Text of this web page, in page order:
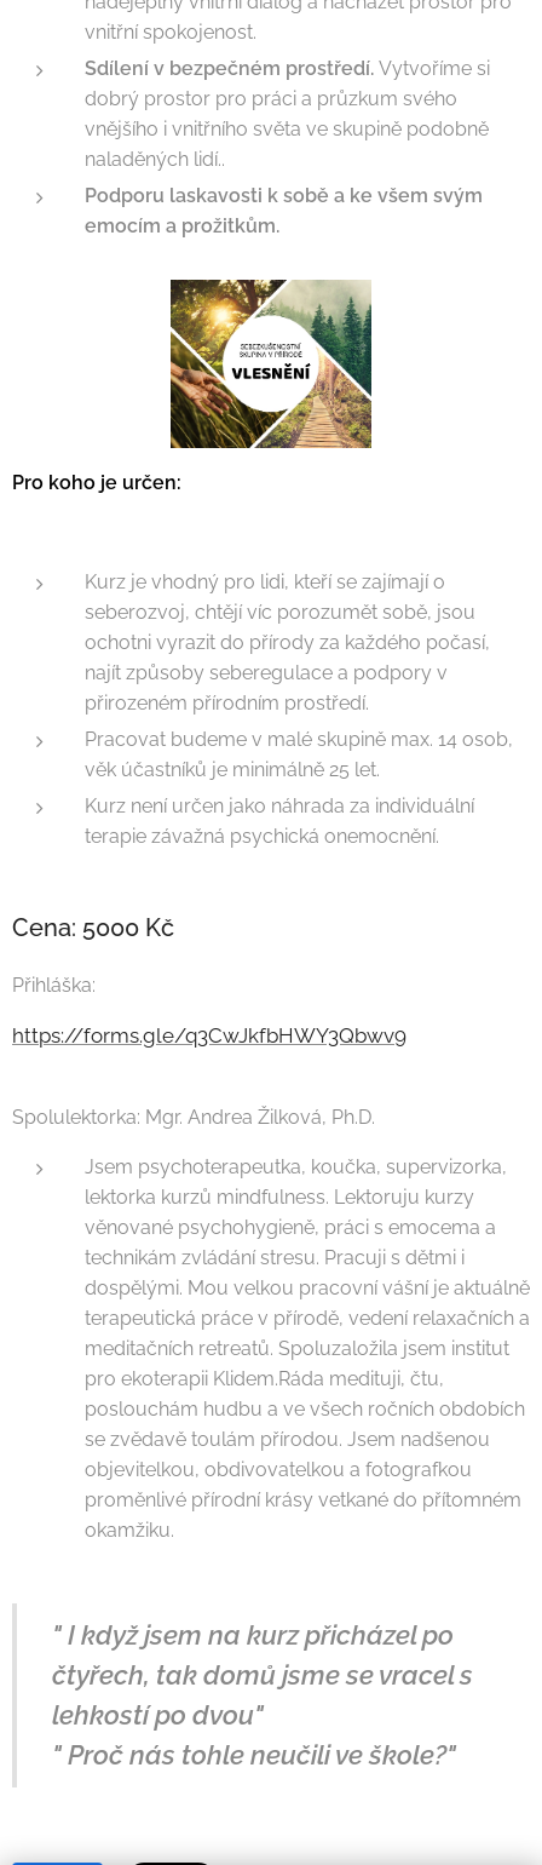
vnitřní spokojenost.
Sdílení v bezpečném prostředí. Vytvoříme si
dobrý prostor pro práci a průzkum svého
vnějšího i vnitřního světa ve skupině podobně
naladěných lidí..
Podporu laskavosti k sobě a ke všem svým
emocím a prožitkům.
Pro koho je určen:
Kurz je vhodný pro lidi, kteří se zajímají o
seberozvoj, chtějí víc porozumět sobě, jsou
ochotni vyrazit do přírody za každého počasí,
najít způsoby seberegulace a podpory v
přirozeném přírodním prostředí.
Pracovat budeme v malé skupině max. 14 osob,
věk účastníků je minimálně 25 let.
Kurz není určen jako náhrada za individuální
terapie závažná psychická onemocnění.
Cena: 5000 Kč
Přihláška:
https://forms.gle/q3CwJkfbHWY3Qbwv9
Spolulektorka: Mgr. Andrea Žilková, Ph.D.
Jsem psychoterapeutka, koučka, supervizorka,
lektorka kurzů mindfulness. Lektoruju kurzy
věnované psychohygieně, práci s emocema a
technikám zvládání stresu. Pracuji s dětmi i
dospělými. Mou velkou pracovní vášní je aktuálně
terapeutická práce v přírodě, vedení relaxačních a
meditačních retreatů. Spoluzaložila jsem institut
pro ekoterapii Klidem.Ráda medituji, čtu,
poslouchám hudbu a ve všech ročních obdobích
se zvědavě toulám přírodou. Jsem nadšenou
objevitelkou, obdivovatelkou a fotografkou
proměnlivé přírodní krásy vetkané do přítomném
okamžiku.
" I když jsem na kurz přicházel po
čtyřech, tak domů jsme se vracel s
lehkostí po dvou"
" Proč nás tohle neučili ve škole?"